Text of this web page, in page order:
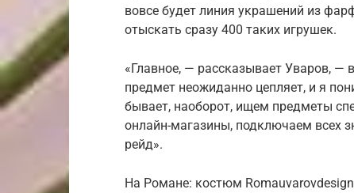
вовсе будет линия украшений из
отыскать сразу 400 таких игрушек.
«Главное, — рассказывает Уваров, —
предмет неожиданно цепляет, и я
бывает, наоборот, ищем предметы
онлайн-магазины, подключаем всех
рейд».
На Романе: костюм